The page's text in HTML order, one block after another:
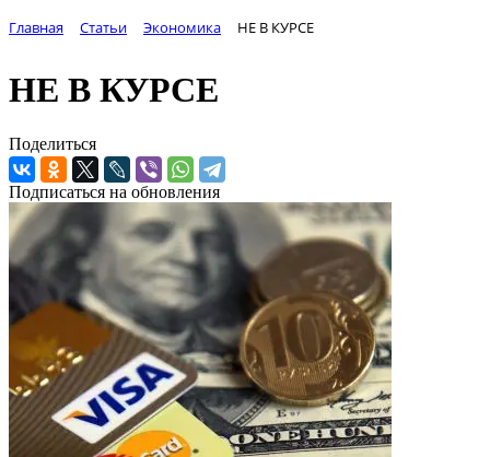
Главная Статьи Экономика НЕ В КУРСЕ
НЕ В КУРСЕ
Поделиться
Подписаться на обновления